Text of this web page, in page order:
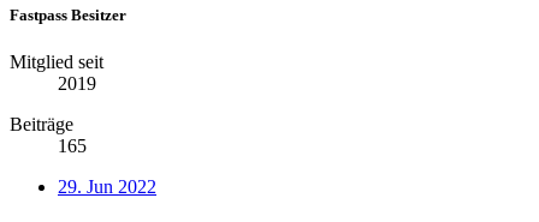
Fastpass Besitzer
Mitglied seit
2019
Beiträge
165
29. Jun 2022